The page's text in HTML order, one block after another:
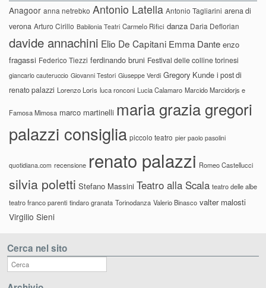
Anagoor anna netrebko Antonio Latella Antonio Tagliarini arena di
verona Arturo Cirillo Babilonia Teatri Carmelo Rifici danza Daria Deflorian
davide annachini Elio De Capitani Emma Dante enzo
fragassi Federico Tiezzi ferdinando bruni Festival delle colline torinesi
giancarlo cauteruccio Giovanni Testori Giuseppe Verdi Gregory Kunde i post di
renato palazzi Lorenzo Loris luca ronconi Lucia Calamaro Marcido Marcidorjs e
Famosa Mimosa marco martinelli maria grazia gregori
palazzi consiglia piccolo teatro pier paolo pasolini
quotidiana.com recensione renato palazzi Romeo Castellucci
silvia poletti Stefano Massini Teatro alla Scala teatro delle albe
teatro franco parenti tindaro granata Torinodanza Valerio Binasco valter malosti
Virgilio Sieni
Cerca nel sito